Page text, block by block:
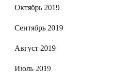
Октябрь 2019
Сентябрь 2019
Август 2019
Июль 2019